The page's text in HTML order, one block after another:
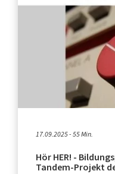
17.09.2025 - 55 Min.
Hör HER! -
Tandem-Projekt